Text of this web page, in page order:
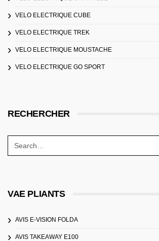
VELO ELECTRIQUE CUBE
VELO ELECTRIQUE TREK
VELO ELECTRIQUE MOUSTACHE
VELO ELECTRIQUE GO SPORT
RECHERCHER
VAE PLIANTS
AVIS E-VISION FOLDA
AVIS TAKEAWAY E100